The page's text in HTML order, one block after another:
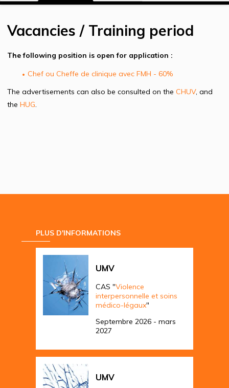
Vacancies / Training period
The following position is open for application :
Chef ou Cheffe de clinique avec FMH - 60%
The advertisements can also be consulted on the CHUV, and
the HUG.
PLUS D'INFORMATIONS
UMV
CAS "Violence
interpersonnelle et soins
médico-légaux"
Septembre 2026 - mars
2027
UMV